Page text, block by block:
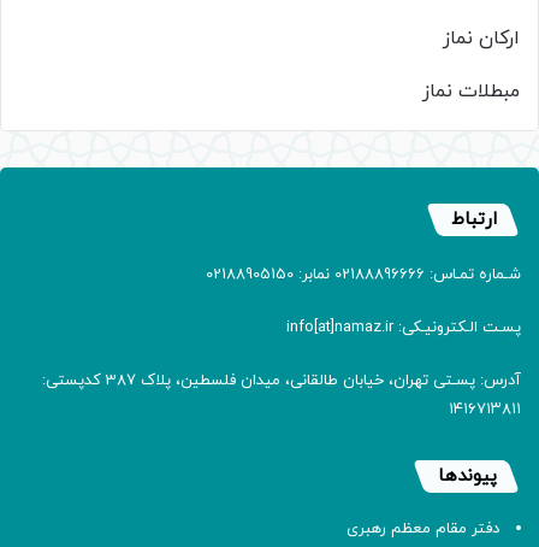
ارکان نماز
مبطلات نماز
ارتباط
شـماره تمـاس: 02188896666 نمابر: 02188905150
پسـت الـکترونیـکی: info[at]namaz.ir
آدرس: پسـتی تهران، خیابان طالقانی، میدان فلسطین، پلاک 387 کدپستی:
۱۴۱۶۷۱۳۸۱۱
پیوندها
دفتر مقام معظم رهبری